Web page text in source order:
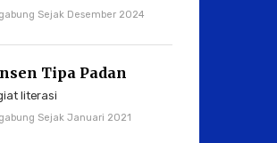
Sejak Desember 2024
Tipa Padan
literasi
Sejak Januari 2021